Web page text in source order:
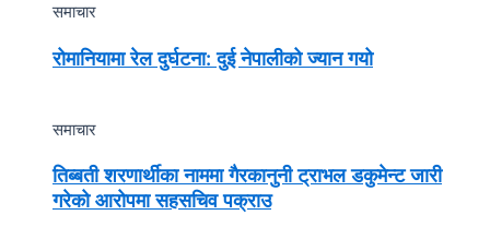
समाचार
रोमानियामा रेल दुर्घटना: दुई नेपालीको ज्यान गयो
समाचार
तिब्बती शरणार्थीका नाममा गैरकानुनी ट्राभल डकुमेन्ट जारी
गरेको आरोपमा सहसचिव पक्राउ